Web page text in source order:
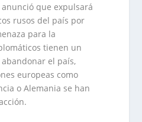
que expulsará
rusos del país por
para la
tienen un
el país,
europeas como
o Alemania se han